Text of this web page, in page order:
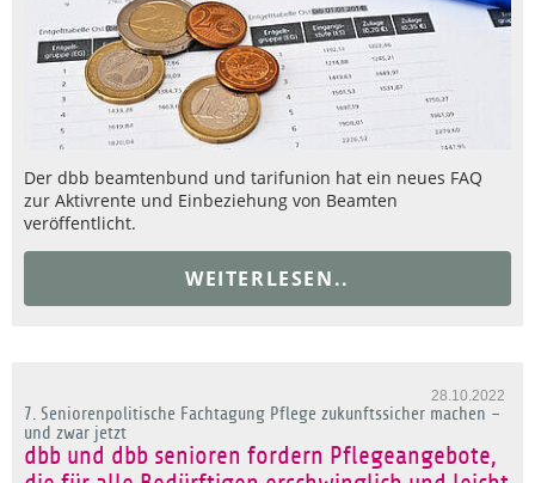
Der dbb beamtenbund und tarifunion hat ein neues FAQ
zur Aktivrente und Einbeziehung von Beamten
veröffentlicht.
WEITERLESEN..
28.10.2022
7. Seniorenpolitische Fachtagung Pflege zukunftssicher machen –
und zwar jetzt
dbb und dbb senioren fordern Pflegeangebote,